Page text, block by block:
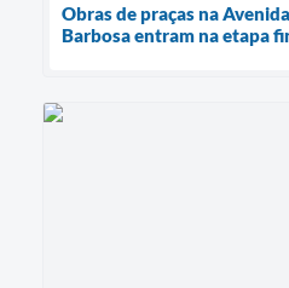
Obras de praças na
Barbosa entram na etapa